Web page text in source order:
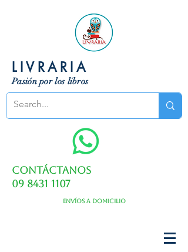
LIVRARIA
Pasión por los libros
Contáctanos
09 8431 1107
Envíos a domicilio